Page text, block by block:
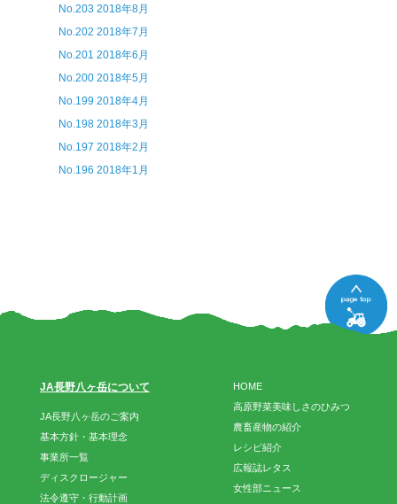
No.203 2018年8月
No.202 2018年7月
No.201 2018年6月
No.200 2018年5月
No.199 2018年4月
No.198 2018年3月
No.197 2018年2月
No.196 2018年1月
HOME
高原野菜美味しさのひみつ
農畜産物の紹介
レシピ紹介
広報誌レタス
女性部ニュース
JA長野八ヶ岳について
JA長野八ヶ岳のご案内
基本方針・基本理念
事業所一覧
ディスクロージャー
法令遵守・行動計画